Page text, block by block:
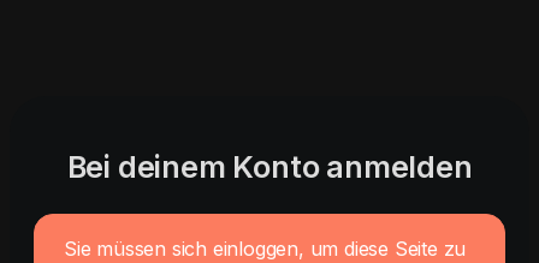
Bei deinem Konto anmelden
Sie müssen sich einloggen, um diese Seite zu